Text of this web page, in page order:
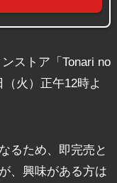
ストア「Tonari no
火）正午12時よ
るため、即完売と
、興味がある方は